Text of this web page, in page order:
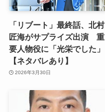
「リブート」最終話、北村
匠海がサプライズ出演 重
要人物役に「光栄でした」
【ネタバレあり】
2026年3月30日